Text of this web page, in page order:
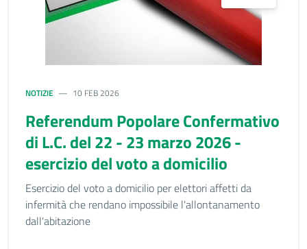
NOTIZIE 10 FEB 2026
Referendum Popolare Confermativo
di L.C. del 22 - 23 marzo 2026 -
esercizio del voto a domicilio
Esercizio del voto a domicilio per elettori affetti da
infermità che rendano impossibile l'allontanamento
dall'abitazione